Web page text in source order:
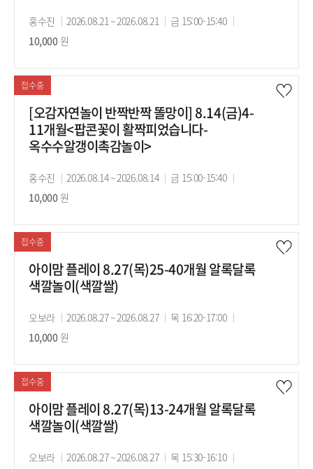
강
사
홍수진
강
의
간
2026.08.21 ~ 2026.08.21
강
간
금 15:00-15:40
10,000원
접수중
[오감자연놀이 반짝반짝 똘망이] 8.14(금)4-
11개월<팝콘꽃이 활짝피었습니다-
옥수수알갱이촉감놀이>
강
사
홍수진
강
의
간
2026.08.14 ~ 2026.08.14
강
간
금 15:00-15:40
10,000원
접수중
아이맘 플레이 8.27(목)25-40개월 알록달록
색깔놀이(색깔쌀)
강
사
오보라
강
의
간
2026.08.27 ~ 2026.08.27
강
간
목 16:20-17:00
10,000원
접수중
아이맘 플레이 8.27(목)13-24개월 알록달록
색깔놀이(색깔쌀)
강
오보라
강
2026.08.27 ~ 2026.08.27
강
목 15:30-16:10